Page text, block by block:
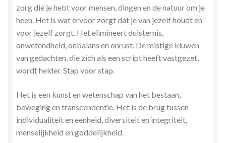
Webshop
Wie ben ik
Winkel
Zielsgeoriënteerde Jobcoaching
zorg die je hebt voor mensen, dingen en de natuur om je
heen. Het is wat ervoor zorgt dat je van jezelf houdt en
voor jezelf zorgt. Het elimineert duisternis,
onwetendheid, onbalans en onrust. De mistige kluwen
van gedachten, die zich als een script heeft vastgezet,
wordt helder. Stap voor stap.
Het is een kunst en wetenschap van het bestaan,
beweging en transcendentie. Het is de brug tussen
individualiteit en eenheid, diversiteit en integriteit,
menselijkheid en goddelijkheid.